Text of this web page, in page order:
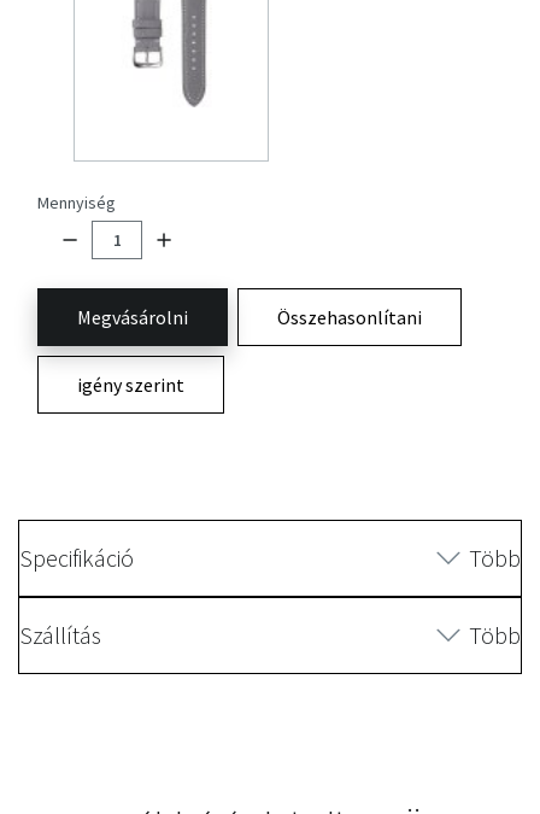
Mennyiség
Megvásárolni Összehasonlítani
igény szerint
Specifikáció Több
Szállítás Több